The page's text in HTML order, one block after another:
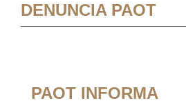
DENUNCIA PAOT
PAOT INFORMA